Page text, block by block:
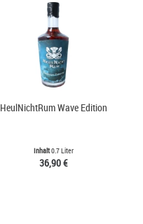
HeulNichtRum Wave Edition
Inhalt0.7 Liter
36,90 €